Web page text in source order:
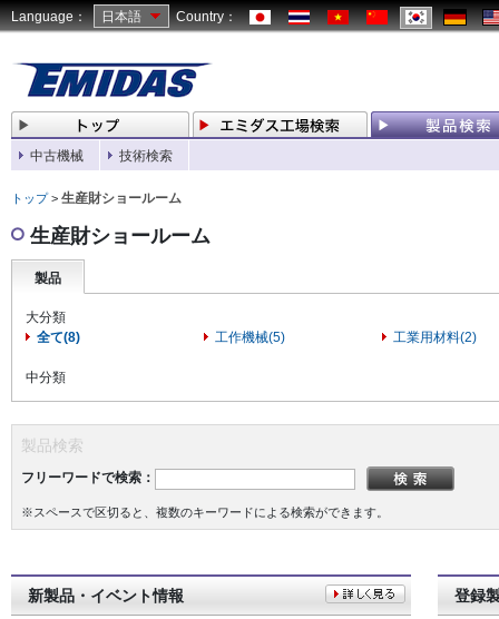
Language： 日本語 Country：
中古機械 技術検索
トップ> 生産財ショールーム
生産財ショールーム
製品
大分類
全て(8)
工作機械(5) 工業用材料(2)
中分類
製品検索
フリーワードで検索：
※スペースで区切ると、複数のキーワードによる検索ができます。
新製品・イベント情報 登録